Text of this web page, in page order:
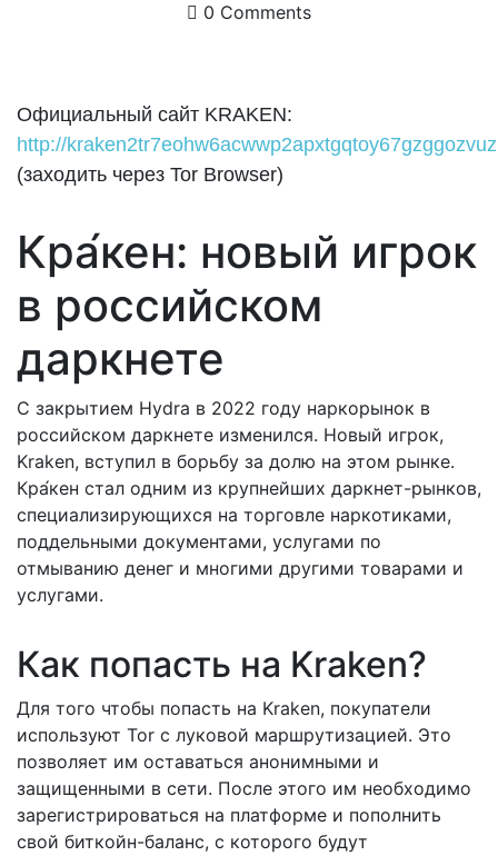
0 Comments
Официальный сайт KRAKEN:
http://
(заходить через Tor Browser)
Кра́кен: новый игрок
в российском
даркнете
С закрытием Hydra в 2022 году наркорынок в
российском даркнете изменился. Новый игрок,
Kraken, вступил в борьбу за долю на этом рынке.
Кра́кен стал одним из крупнейших даркнет-рынков,
специализирующихся на торговле наркотиками,
поддельными документами, услугами по
отмыванию денег и многими другими товарами и
услугами.
Как попасть на Kraken?
Для того чтобы попасть на Kraken, покупатели
используют Tor с луковой маршрутизацией. Это
позволяет им оставаться анонимными и
защищенными в сети. После этого им необходимо
зарегистрироваться на платформе и пополнить
свой биткойн-баланс, с которого будут